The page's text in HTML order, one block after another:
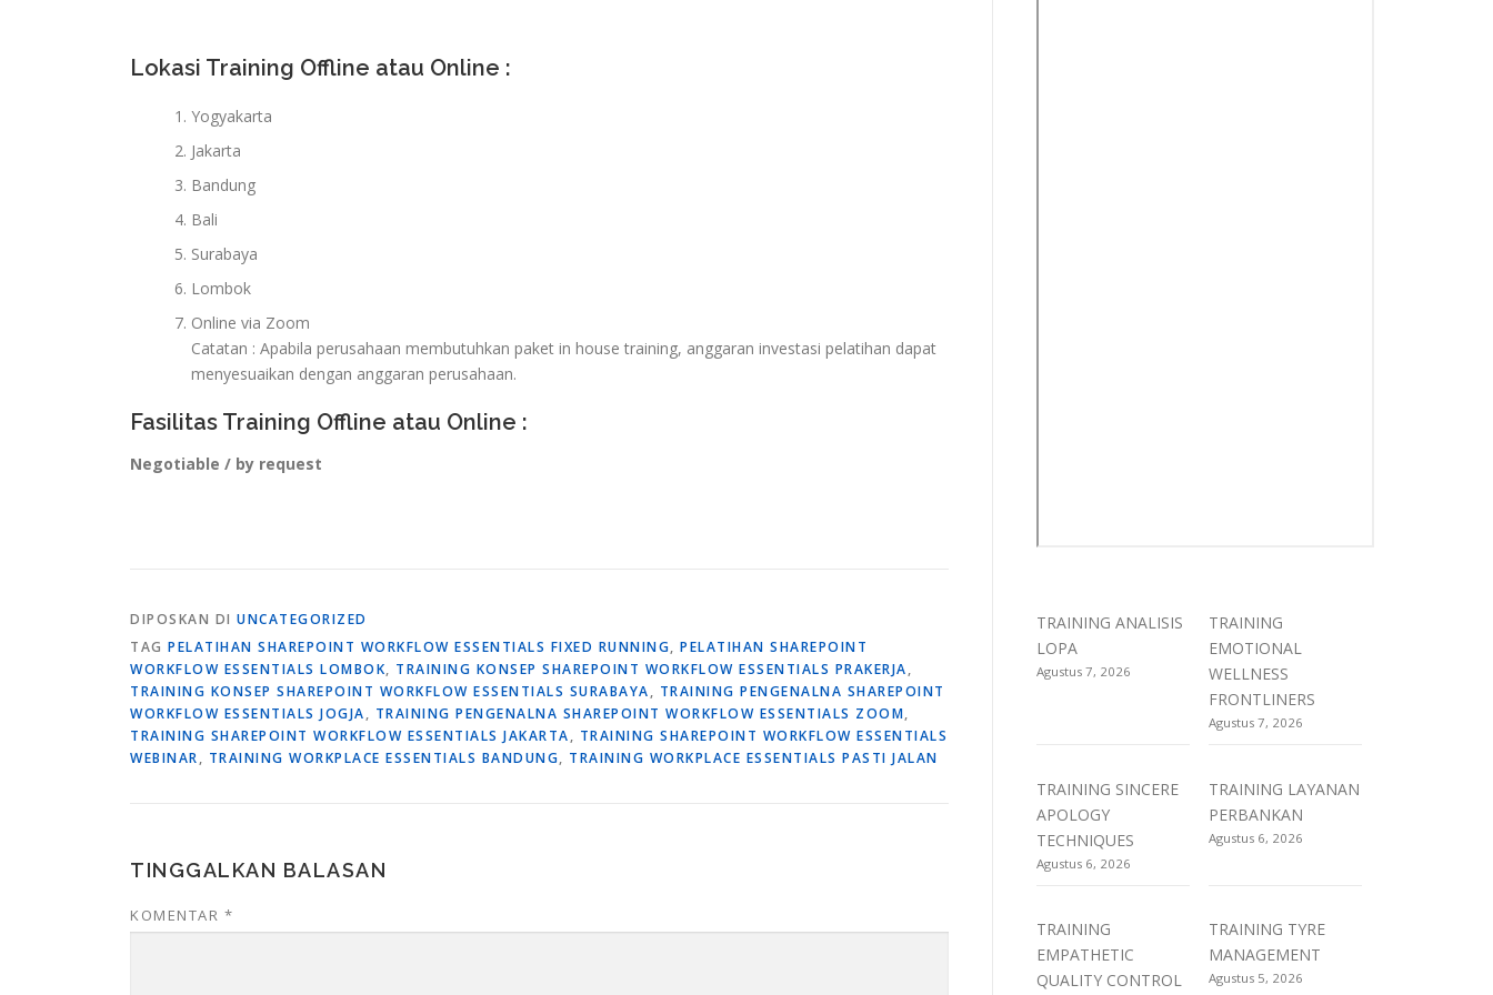
Lokasi Training Offline atau Online :
Yogyakarta
Jakarta
Bandung
Bali
Surabaya
Lombok
Online via Zoom
Catatan : Apabila perusahaan membutuhkan paket in house training, anggaran investasi pelatihan dapat
menyesuaikan dengan anggaran perusahaan.
Fasilitas Training Offline atau Online :
Negotiable / by request
DIPOSKAN DI UNCATEGORIZED
TAG PELATIHAN SHAREPOINT WORKFLOW ESSENTIALS FIXED RUNNING, PELATIHAN SHAREPOINT
WORKFLOW ESSENTIALS LOMBOK, TRAINING KONSEP SHAREPOINT WORKFLOW ESSENTIALS PRAKERJA,
TRAINING KONSEP SHAREPOINT WORKFLOW ESSENTIALS SURABAYA, TRAINING PENGENALNA SHAREPOINT
WORKFLOW ESSENTIALS JOGJA, TRAINING PENGENALNA SHAREPOINT WORKFLOW ESSENTIALS ZOOM,
TRAINING SHAREPOINT WORKFLOW ESSENTIALS JAKARTA, TRAINING SHAREPOINT WORKFLOW ESSENTIALS
WEBINAR, TRAINING WORKPLACE ESSENTIALS BANDUNG, TRAINING WORKPLACE ESSENTIALS PASTI JALAN
TINGGALKAN BALASAN
KOMENTAR *
TRAINING ANALISIS
LOPA
Agustus 7, 2026
TRAINING
EMOTIONAL
WELLNESS
FRONTLINERS
Agustus 7, 2026
TRAINING SINCERE
APOLOGY
TECHNIQUES
Agustus 6, 2026
TRAINING LAYANAN
PERBANKAN
Agustus 6, 2026
TRAINING
EMPATHETIC
QUALITY CONTROL
TRAINING TYRE
MANAGEMENT
Agustus 5, 2026